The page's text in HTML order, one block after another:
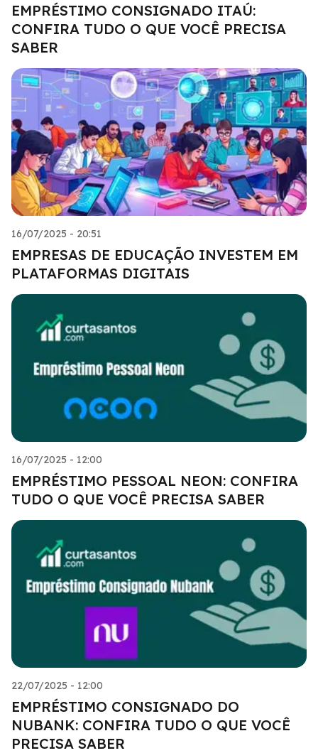
EMPRÉSTIMO CONSIGNADO ITAÚ:
CONFIRA TUDO O QUE VOCÊ PRECISA
SABER
16/07/2025 - 20:51
EMPRESAS DE EDUCAÇÃO INVESTEM EM
PLATAFORMAS DIGITAIS
16/07/2025 - 12:00
EMPRÉSTIMO PESSOAL NEON: CONFIRA
TUDO O QUE VOCÊ PRECISA SABER
22/07/2025 - 12:00
EMPRÉSTIMO CONSIGNADO DO
NUBANK: CONFIRA TUDO O QUE VOCÊ
PRECISA SABER